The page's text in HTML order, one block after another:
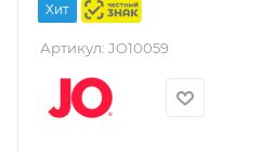
Хит Маркировка
Артикул: JO10059